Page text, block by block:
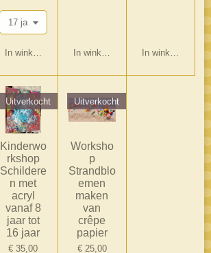
In winkelwagen In winkelwagen In winkelwagen
Uitverkocht
Kinderwo
rkshop
Schildere
n met
acryl
vanaf 8
jaar tot
16 jaar
€ 35,00
Uitverkocht
Worksho
p
Strandblo
emen
maken
van
crêpe
papier
€ 25,00